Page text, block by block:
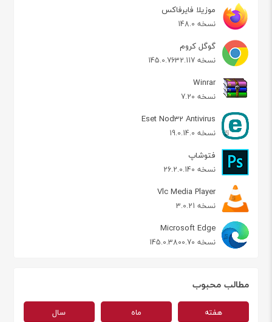
موزیلا فایرفاکس
نسخه 148.0
گوگل کروم
نسخه 145.0.7632.117
Winrar
نسخه 7.20
Eset Nod32 Antivirus
نسخه 19.0.14.0
فتوشاپ
نسخه 26.2.0.140
Vlc Media Player
نسخه 3.0.21
Microsoft Edge
نسخه 145.0.3800.70
مطالب محبوب
هفته ماه سال